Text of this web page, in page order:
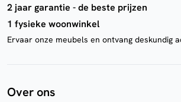
2 jaar garantie - de beste prijzen
1 fysieke woonwinkel
Ervaar onze meubels en ontvang deskundig
Over ons